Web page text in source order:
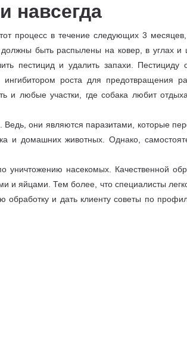
навсегда
процесс в течение следующих 3
быть распылены на ковер, в углах и
пестицид и удалить запахи. Пестициду
роста для предотвращения
и любые участки, где собака любит
они являются паразитами, которые
и домашних животных. Однако,
насекомых. Качественной
и яйцами. Тем более, что специалисты
и дать клиенту советы по